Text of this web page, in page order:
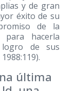
y de gran
éxito de su
de la
para hacerla
logro de sus
última